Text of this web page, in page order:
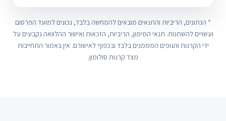
* הנתונים, הריביות והתנאים מובאים להמחשה בלבד, נכונים למועד הפרסום
ועשויים להשתנות. תנאי המימון, הריביות, הזכאות ואישור ההלוואה נקבעים על
ידי הקרנות והגופים המממנים בלבד ובכפוף לאישורם. אין באמור התחייבות
מצד קרנות סולומון.